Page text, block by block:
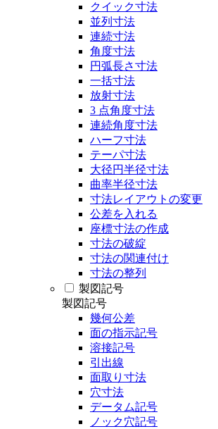
クイック寸法
並列寸法
連続寸法
角度寸法
円弧長さ寸法
一括寸法
放射寸法
3 点角度寸法
連続角度寸法
ハーフ寸法
テーパ寸法
大径円半径寸法
曲率半径寸法
寸法レイアウトの変更
公差を入れる
座標寸法の作成
寸法の破綻
寸法の関連付け
寸法の整列
製図記号
製図記号
幾何公差
面の指示記号
溶接記号
引出線
面取り寸法
穴寸法
データム記号
ノック穴記号